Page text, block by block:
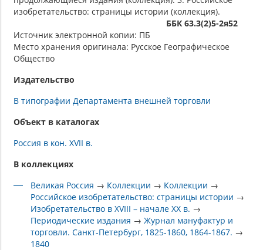
изобретательство: страницы истории (коллекция).
ББК 63.3(2)5-2я52
Источник электронной копии: ПБ
Место хранения оригинала: Русское Географическое
Общество
Издательство
В типографии Департамента внешней торговли
Объект в каталогах
Россия в кон. XVII в.
В коллекциях
Великая Россия → Коллекции → Коллекции →
Российское изобретательство: страницы истории →
Изобретательство в XVIII – начале XX в. →
Периодические издания →Журнал мануфактур и
торговли. Санкт-Петербург, 1825-1860, 1864-1867. →
1840